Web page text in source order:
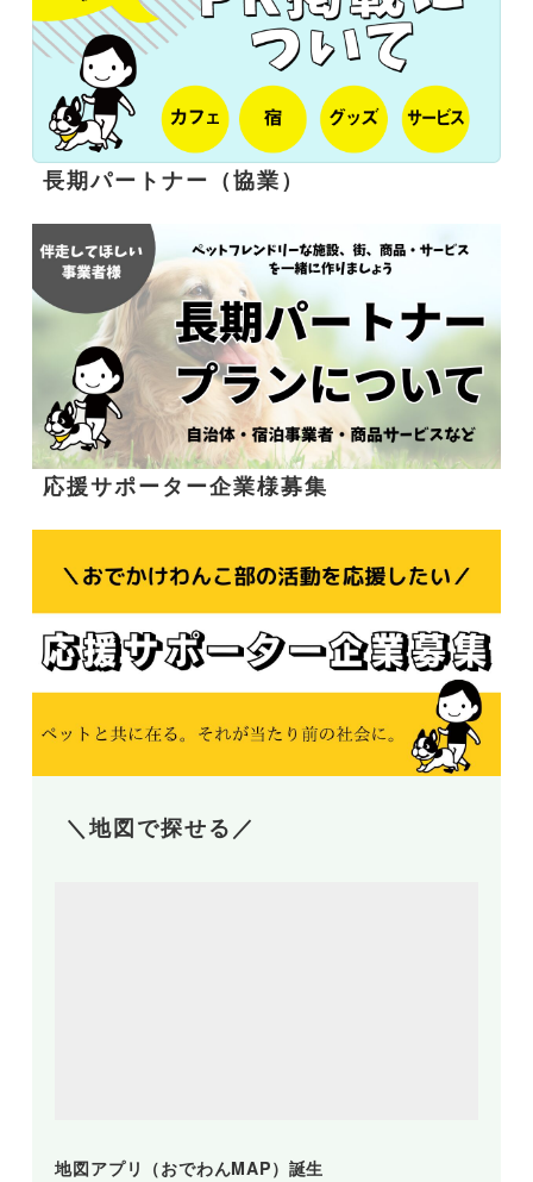
長期パートナー（協業）
応援サポーター企業様募集
＼地図で探せる／
地図アプリ（おでわんMAP）誕生